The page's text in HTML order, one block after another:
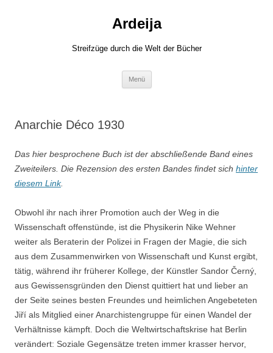
Ardeija
Streifzüge durch die Welt der Bücher
Menü
Anarchie Déco 1930
Das hier besprochene Buch ist der abschließende Band eines
Zweiteilers. Die Rezension des ersten Bandes findet sich hinter
diesem Link.
Obwohl ihr nach ihrer Promotion auch der Weg in die
Wissenschaft offenstünde, ist die Physikerin Nike Wehner
weiter als Beraterin der Polizei in Fragen der Magie, die sich
aus dem Zusammenwirken von Wissenschaft und Kunst ergibt,
tätig, während ihr früherer Kollege, der Künstler Sandor Černý,
aus Gewissensgründen den Dienst quittiert hat und lieber an
der Seite seines besten Freundes und heimlichen Angebeteten
Jiří als Mitglied einer Anarchistengruppe für einen Wandel der
Verhältnisse kämpft. Doch die Weltwirtschaftskrise hat Berlin
verändert: Soziale Gegensätze treten immer krasser hervor,